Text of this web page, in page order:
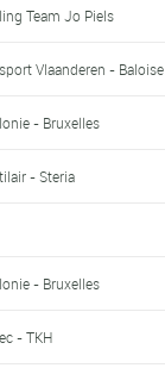
Team Jo Piels
Vlaanderen - Baloise
- Bruxelles
- Steria
- Bruxelles
- TKH